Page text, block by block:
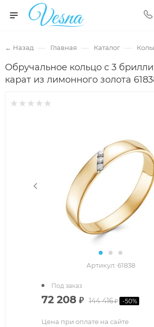
← Назад — Главная — Каталог —
Обручальное кольцо с 3
карат из лимонного золота
Артикул: 61838
72 208 ₽ 144 416₽ -50%
Цена при оплате на сайте
Под заказ